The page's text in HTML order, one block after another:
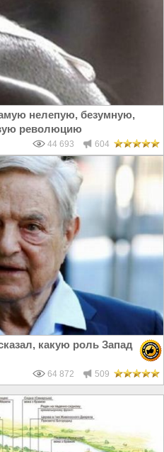
нелепую, безумную,
революцию
44 693 604
какую роль Запад
64 872 509